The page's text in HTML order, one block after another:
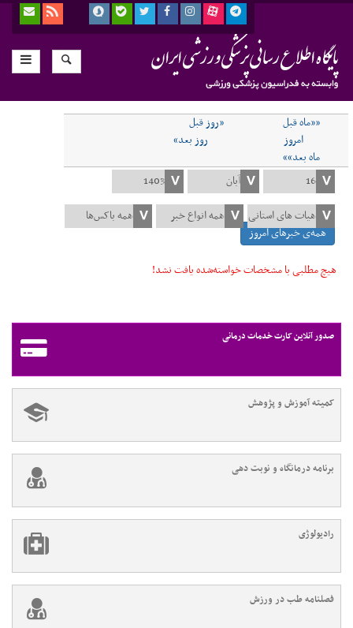
««ماه قبل
«روز قبل
امروز
روز بعد»
ماه بعد»»
همه‌ی خبرهای امروز
هیچ مطلبی با مشخصات خواسته‌شده یافت نشد!
صدور آنلاین کارت خدمات درمانی
کمیته آموزش و پژوهش
برنامه درمانگاه و نوبت دهی
رادیولوژی
فصلنامه طب در ورزش